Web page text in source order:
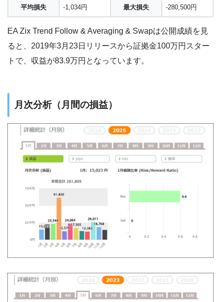
平均損失 -1,034円 最大損失 -280,500円
EA Zix Trend Follow & Averaging & Swapは公開成績を見
ると、2019年3月23日リリースから証拠金100万円スター
トで、収益が83.9万円となっています。
月次分析（月間の損益）